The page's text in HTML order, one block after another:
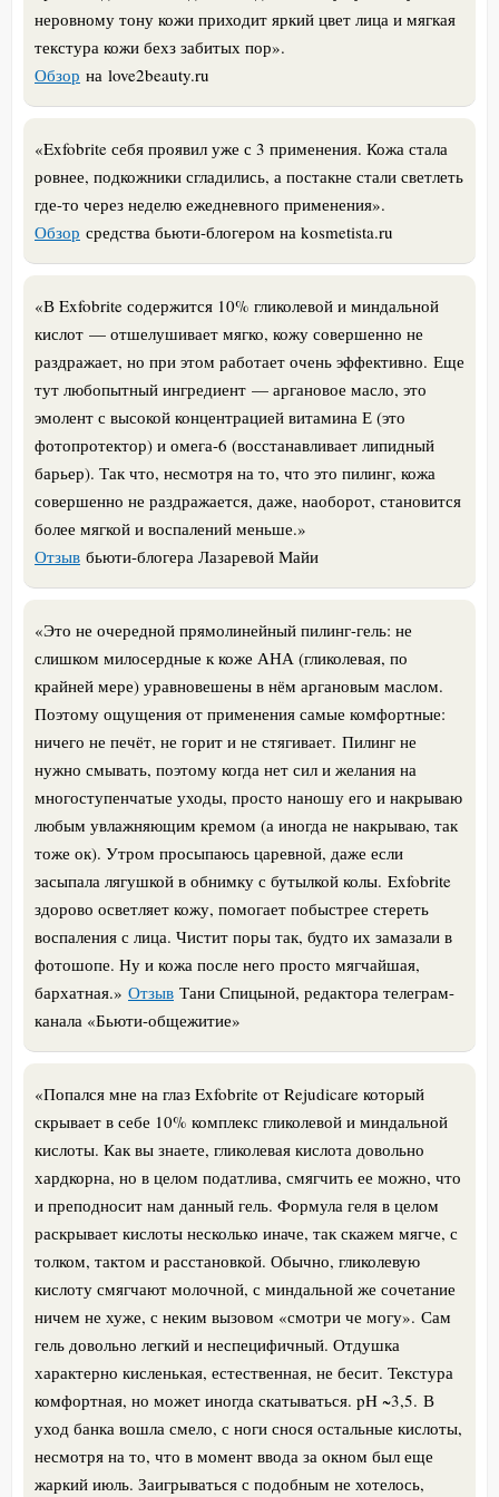
неровному тону кожи приходит яркий цвет лица и мягкая
текстура кожи бехз забитых пор».
Обзор на love2beauty.ru
«Exfobrite себя проявил уже с 3 применения. Кожа стала
ровнее, подкожники сгладились, а постакне стали светлеть
где-то через неделю ежедневного применения».
Обзор средства бьюти-блогером на kosmetista.ru
«В Exfobrite содержится 10% гликолевой и миндальной
кислот — отшелушивает мягко, кожу совершенно не
раздражает, но при этом работает очень эффективно. Еще
тут любопытный ингредиент — аргановое масло, это
эмолент с высокой концентрацией витамина Е (это
фотопротектор) и омега-6 (восстанавливает липидный
барьер). Так что, несмотря на то, что это пилинг, кожа
совершенно не раздражается, даже, наоборот, становится
более мягкой и воспалений меньше.»
Отзыв бьюти-блогера Лазаревой Майи
«Это не очередной прямолинейный пилинг-гель: не
слишком милосердные к коже АНА (гликолевая, по
крайней мере) уравновешены в нём аргановым маслом.
Поэтому ощущения от применения самые комфортные:
ничего не печёт, не горит и не стягивает. Пилинг не
нужно смывать, поэтому когда нет сил и желания на
многоступенчатые уходы, просто наношу его и накрываю
любым увлажняющим кремом (а иногда не накрываю, так
тоже ок). Утром просыпаюсь царевной, даже если
засыпала лягушкой в обнимку с бутылкой колы. Exfobrite
здорово осветляет кожу, помогает побыстрее стереть
воспаления с лица. Чистит поры так, будто их замазали в
фотошопе. Ну и кожа после него просто мягчайшая,
бархатная.» Отзыв Тани Спицыной, редактора телеграм-
канала «Бьюти-общежитие»
«Попался мне на глаз Exfobrite от Rejudicare который
скрывает в себе 10% комплекс гликолевой и миндальной
кислоты. Как вы знаете, гликолевая кислота довольно
хардкорна, но в целом податлива, смягчить ее можно, что
и преподносит нам данный гель. Формула геля в целом
раскрывает кислоты несколько иначе, так скажем мягче, с
толком, тактом и расстановкой. Обычно, гликолевую
кислоту смягчают молочной, с миндальной же сочетание
ничем не хуже, с неким вызовом «смотри че могу». Сам
гель довольно легкий и неспецифичный. Отдушка
характерно кисленькая, естественная, не бесит. Текстура
комфортная, но может иногда скатываться. pH ~3,5. В
уход банка вошла смело, с ноги снося остальные кислоты,
несмотря на то, что в момент ввода за окном был еще
жаркий июль. Заигрываться с подобным не хотелось,